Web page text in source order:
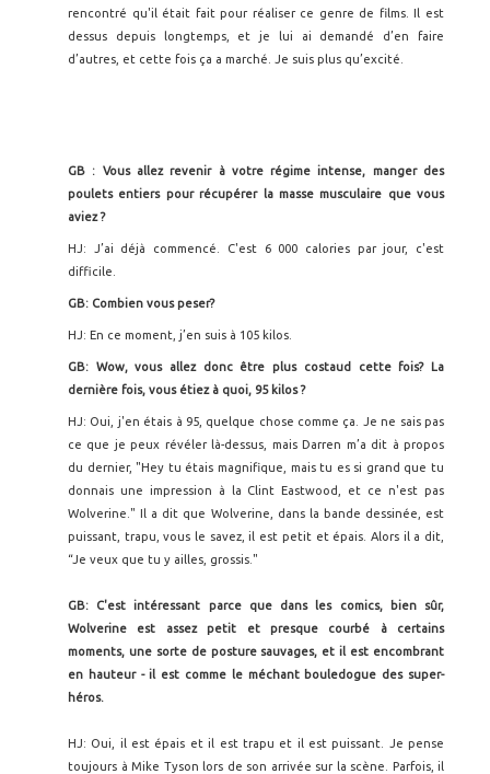
rencontré qu'il était fait pour réaliser ce genre de films. Il est
dessus depuis longtemps, et je lui ai demandé d’en faire
d’autres, et cette fois ça a marché. Je suis plus qu’excité.
GB : Vous allez revenir à votre régime intense, manger des
poulets entiers pour récupérer la masse musculaire que vous
aviez ?
HJ: J’ai déjà commencé. C'est 6 000 calories par jour, c'est
difficile.
GB: Combien vous peser?
HJ: En ce moment, j’en suis à 105 kilos.
GB: Wow, vous allez donc être plus costaud cette fois? La
dernière fois, vous étiez à quoi, 95 kilos ?
HJ: Oui, j'en étais à 95, quelque chose comme ça. Je ne sais pas
ce que je peux révéler là-dessus, mais Darren m’a dit à propos
du dernier, "Hey tu étais magnifique, mais tu es si grand que tu
donnais une impression à la Clint Eastwood, et ce n'est pas
Wolverine." Il a dit que Wolverine, dans la bande dessinée, est
puissant, trapu, vous le savez, il est petit et épais. Alors il a dit,
“Je veux que tu y ailles, grossis."
GB: C'est intéressant parce que dans les comics, bien sûr,
Wolverine est assez petit et presque courbé à certains
moments, une sorte de posture sauvages, et il est encombrant
en hauteur - il est comme le méchant bouledogue des super-
héros.
HJ: Oui, il est épais et il est trapu et il est puissant. Je pense
toujours à Mike Tyson lors de son arrivée sur la scène. Parfois, il